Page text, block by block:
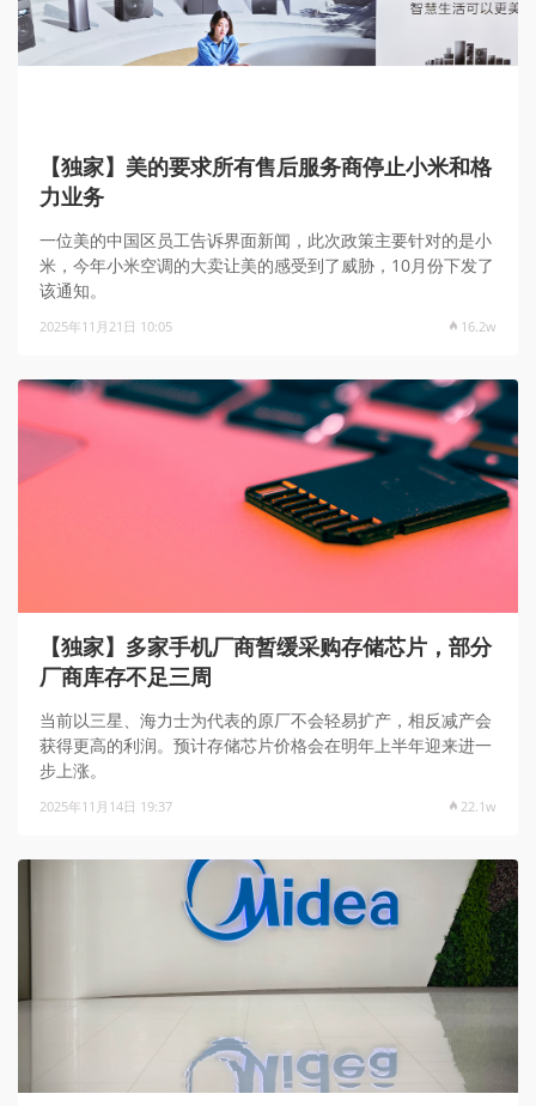
【独家】美的要求所有售后服务商停止小米和格
力业务
一位美的中国区员工告诉界面新闻，此次政策主要针对的是小
米，今年小米空调的大卖让美的感受到了威胁，10月份下发了
该通知。
2025年11月21日 10:05 16.2w
【独家】多家手机厂商暂缓采购存储芯片，部分
厂商库存不足三周
当前以三星、海力士为代表的原厂不会轻易扩产，相反减产会
获得更高的利润。预计存储芯片价格会在明年上半年迎来进一
步上涨。
2025年11月14日 19:37 22.1w